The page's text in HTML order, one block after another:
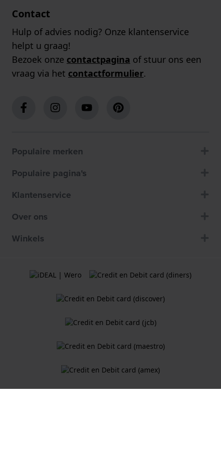
Contact
Hulp of advies nodig? Onze klantenservice
helpt u graag!
Bezoek onze contactpagina of stuur ons een
vraag via het contactformulier.
Populaire merken
Populaire pagina's
Klantenservice
Over ons
Winkels